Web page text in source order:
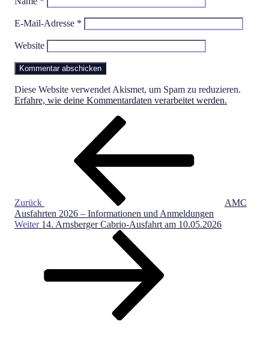
E-Mail-Adresse *
Website
Diese Website verwendet Akismet, um Spam zu reduzieren.
Erfahre, wie deine Kommentardaten verarbeitet werden.
Beitragsnavigation
Zurück
AMC
Ausfahrten 2026 – Informationen und Anmeldungen
Nächster
Weiter 14. Arnsberger Cabrio-Ausfahrt am 10.05.2026